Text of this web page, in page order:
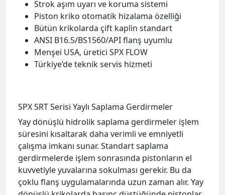
SPX SRT Serisi Yaylı Saplama Gerdirmeler
Yay dönüşlü hidrolik saplama gerdirmeler işlem
süresini kısaltarak daha verimli ve emniyetli
çoklu flanş uygulamalarında uzun zaman alır. Yay
dönüşlü krikolarda basınç düştüğünde pistonlar
otomatik olarak yuvasına geri döner. Bütün
sistem çok kısa sürede bir sonraki işleme hazır
olur. Özellikle kademeli gerdirme işlemlerinde bu
özellik son derece önemlidir.